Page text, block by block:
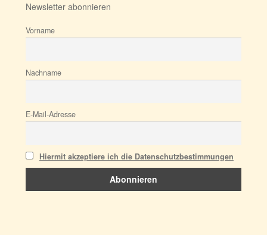
Newsletter abonnieren
Vorname
Nachname
E-Mail-Adresse
Hiermit akzeptiere ich die Datenschutzbestimmungen